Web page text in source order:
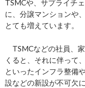
TSMCや、サプライチ
に、分譲マンションや
とても増えています。
TSMCなどの社員、
くると、それに伴って
といったインフラ整備
設などの新設が不可欠